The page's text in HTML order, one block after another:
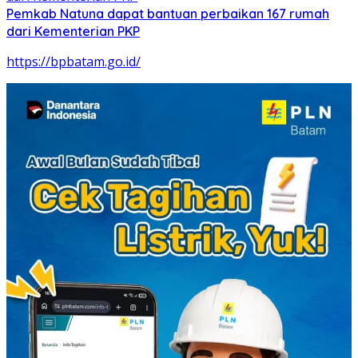
Pemkab Natuna dapat bantuan perbaikan 167 rumah
dari Kementerian PKP
https://bpbatam.go.id/